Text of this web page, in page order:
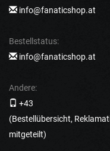
info@fanaticshop.at
Bestellstatus:
info@fanaticshop.at
Andere:
+43
(Bestellübersicht,
mitgeteilt)